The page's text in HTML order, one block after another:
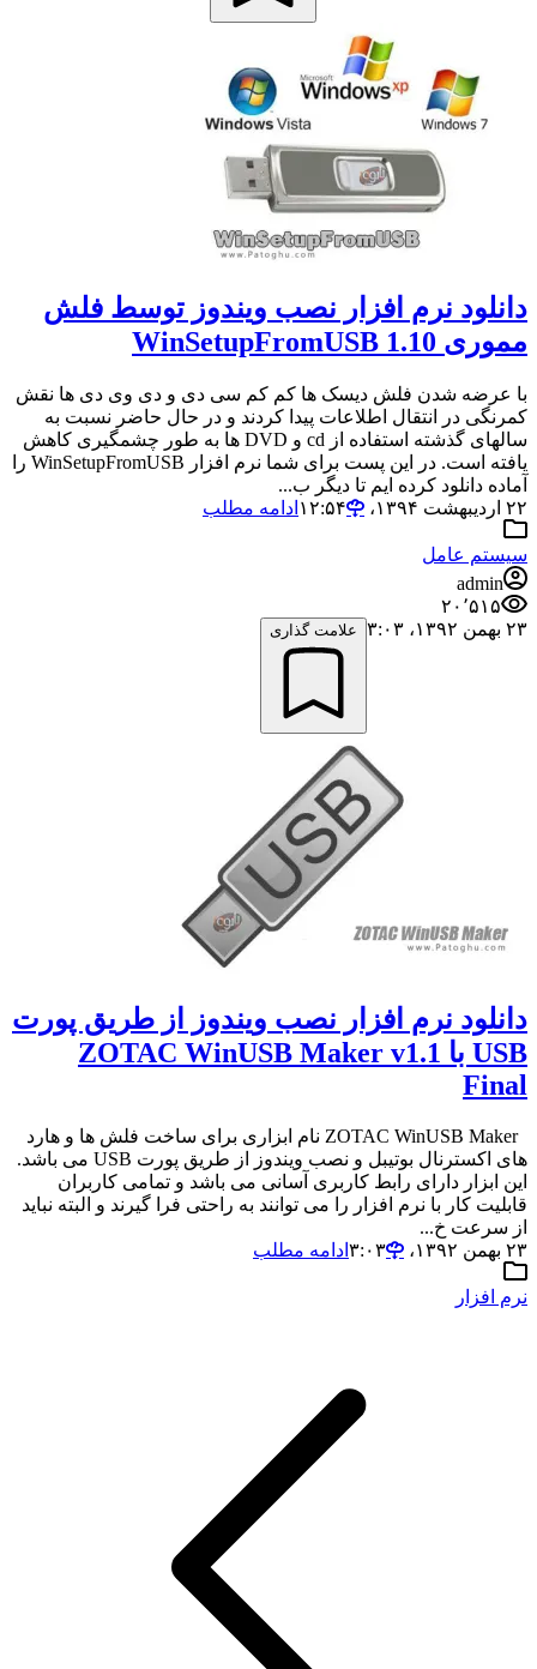
دانلود نرم افزار نصب ویندوز توسط فلش
مموری WinSetupFromUSB 1.10
با عرضه شدن فلش دیسک ها کم کم سی دی و دی وی دی ها نقش
کمرنگی در انتقال اطلاعات پیدا کردند و در حال حاضر نسبت به
سالهای گذشته استفاده از cd و DVD ها به طور چشمگیری کاهش
یافته است. در این پست برای شما نرم افزار WinSetupFromUSB را
آماده دانلود کرده ایم تا دیگر ب...
۲۲ اردیبهشت ۱۳۹۴،‏ ۱۲:۵۴
ادامه مطلب
سیستم عامل
admin
۲۰٬۵۱۵
۲۳ بهمن ۱۳۹۲،‏ ۳:۰۳
علامت گذاری
دانلود نرم افزار نصب ویندوز از طریق پورت
USB با ZOTAC WinUSB Maker v1.1
Final
ZOTAC WinUSB Maker نام ابزاری برای ساخت فلش ها و هارد
های اکسترنال بوتیبل و نصب ویندوز از طریق پورت USB می باشد.
این ابزار دارای رابط کاربری آسانی می باشد و تمامی کاربران
قابلیت کار با نرم افزار را می توانند به راحتی فرا گیرند و البته نباید
از سرعت خ...
۲۳ بهمن ۱۳۹۲،‏ ۳:۰۳
ادامه مطلب
نرم افزار